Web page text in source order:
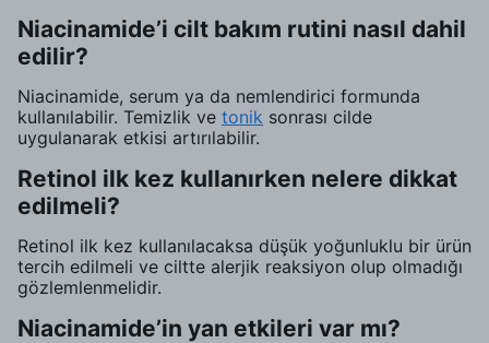
Niacinamide’i cilt bakım rutini nasıl dahil
edilir?
Niacinamide, serum ya da nemlendirici formunda
kullanılabilir. Temizlik ve tonik sonrası cilde
uygulanarak etkisi artırılabilir.
Retinol ilk kez kullanırken nelere dikkat
edilmeli?
Retinol ilk kez kullanılacaksa düşük yoğunluklu bir ürün
tercih edilmeli ve ciltte alerjik reaksiyon olup olmadığı
gözlemlenmelidir.
Niacinamide’in yan etkileri var mı?